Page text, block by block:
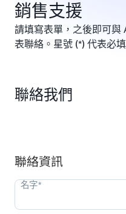
銷售支援
請填寫表單，之後即可與
表聯絡。星號 (*) 代表必
聯絡我們
聯絡資訊